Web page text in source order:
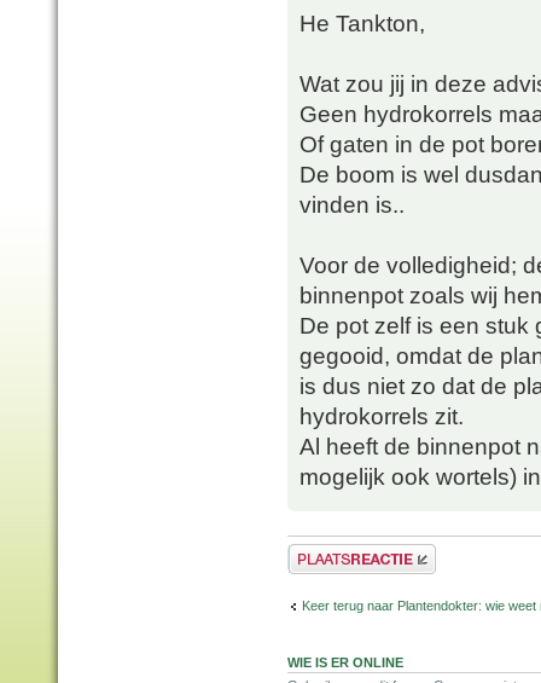
He Tankton,
Wat zou jij in deze
Geen hydrokorrels
Of gaten in de pot
De boom is wel
vinden is..
Voor de volledigheid;
binnenpot zoals wij
De pot zelf is een stuk
gegooid, omdat de
is dus niet zo dat de
hydrokorrels zit.
Al heeft de binnenpot
mogelijk ook wortels)
Plaats een reactie
Keer terug naar Plantendokter: wie weet
WIE IS ER ONLINE